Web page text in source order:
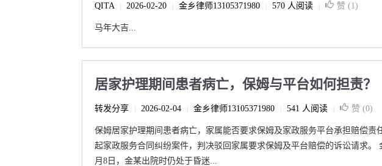
QITA 2026-02-20 金乡律师13105371980 570 人阅读 赞 (1)
马年大吉...
居家护理期间患者病亡，保姆与平台如何担责？
转发分享 2026-02-04 金乡律师13105371980 541 人阅读 赞 (0)
保姆居家护理期间患者病亡，家属能否要求保姆及家政服务平台承担赔偿
起家政服务合同纠纷案件，判决驳回家属要求保姆及平台赔偿的诉讼请求。
月8日，金某出院时仍处于昏迷...